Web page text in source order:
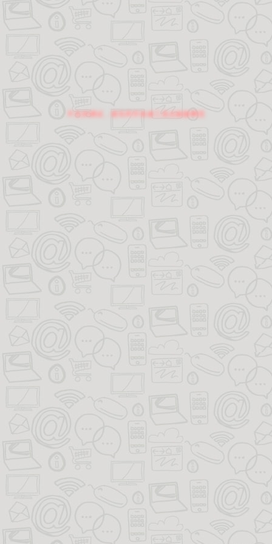
不支持调试，请关闭开发者工具后刷新网页